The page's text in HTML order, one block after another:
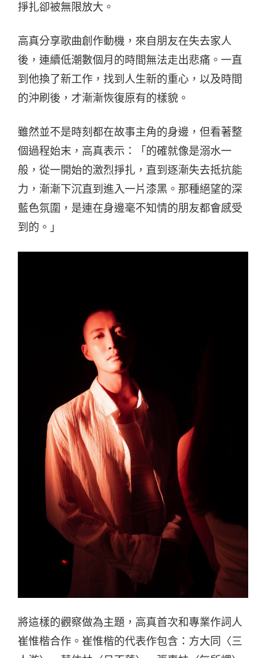
掙扎卻被無限放大。
高真分享歌曲創作動機，來自朋友在失去家人
後，連續低潮數個月的時間無法走出悲痛。一直
到他換了新工作，找到人生新的重心，以及時間
的沖刷後，才漸漸恢復原有的樣貌。
雖然並不是時刻都在故事主角的身邊，但看著整
個過程始末，高真表示：「的確就像是溺水一
般，從一開始的激烈掙扎，直到逐漸失去抵抗能
力，漸漸下沉直到進入一片漆黑。那種絕望的深
藍色氛圍，是連在身邊毫不知情的朋友都會感受
到的。」
將這樣的觀察做為主題，高真首次和專業作詞人
崔惟楷合作。崔惟楷的代表作包含：方大同〈三